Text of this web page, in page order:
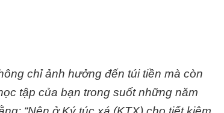
chỉ ảnh hưởng đến túi tiền mà còn
tập của bạn trong suốt những năm